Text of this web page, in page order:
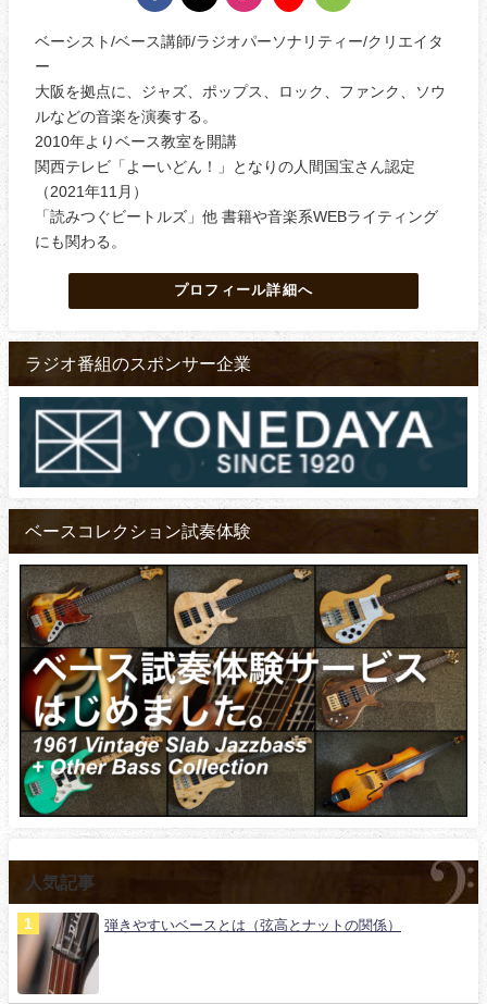
ベーシスト/ベース講師/ラジオパーソナリティー/クリエイタ
ー
大阪を拠点に、ジャズ、ポップス、ロック、ファンク、ソウ
ルなどの音楽を演奏する。
2010年よりベース教室を開講
関西テレビ「よーいどん！」となりの人間国宝さん認定
（2021年11月）
「読みつぐビートルズ」他 書籍や音楽系WEBライティング
にも関わる。
プロフィール詳細へ
ラジオ番組のスポンサー企業
ベースコレクション試奏体験
人気記事
弾きやすいベースとは（弦高とナットの関係）